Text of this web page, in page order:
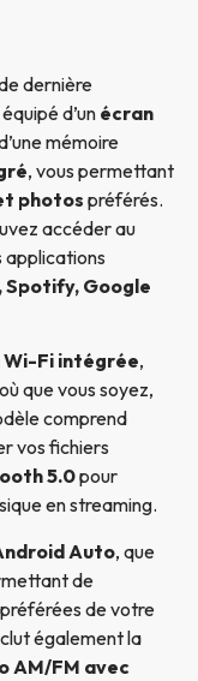
dernière
d’un écran
mémoire
, vous permettant
photospréférés.
accéder au
applications
Spotify, Google
Wi-Fi intégrée,
que vous soyez,
comprend
vos fichiers
5.0pour
en streaming.
Auto, que
de
de votre
également la
AM/FM avec